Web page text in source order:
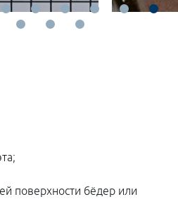
поверхности бёдер или